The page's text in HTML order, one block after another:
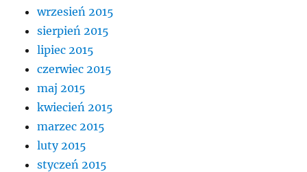
wrzesień 2015
sierpień 2015
lipiec 2015
czerwiec 2015
maj 2015
kwiecień 2015
marzec 2015
luty 2015
styczeń 2015